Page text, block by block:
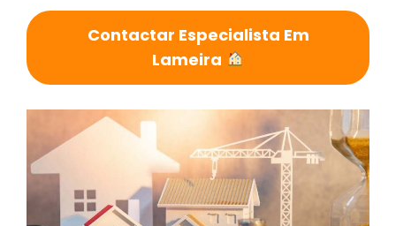
Contactar Especialista Em
Lameira